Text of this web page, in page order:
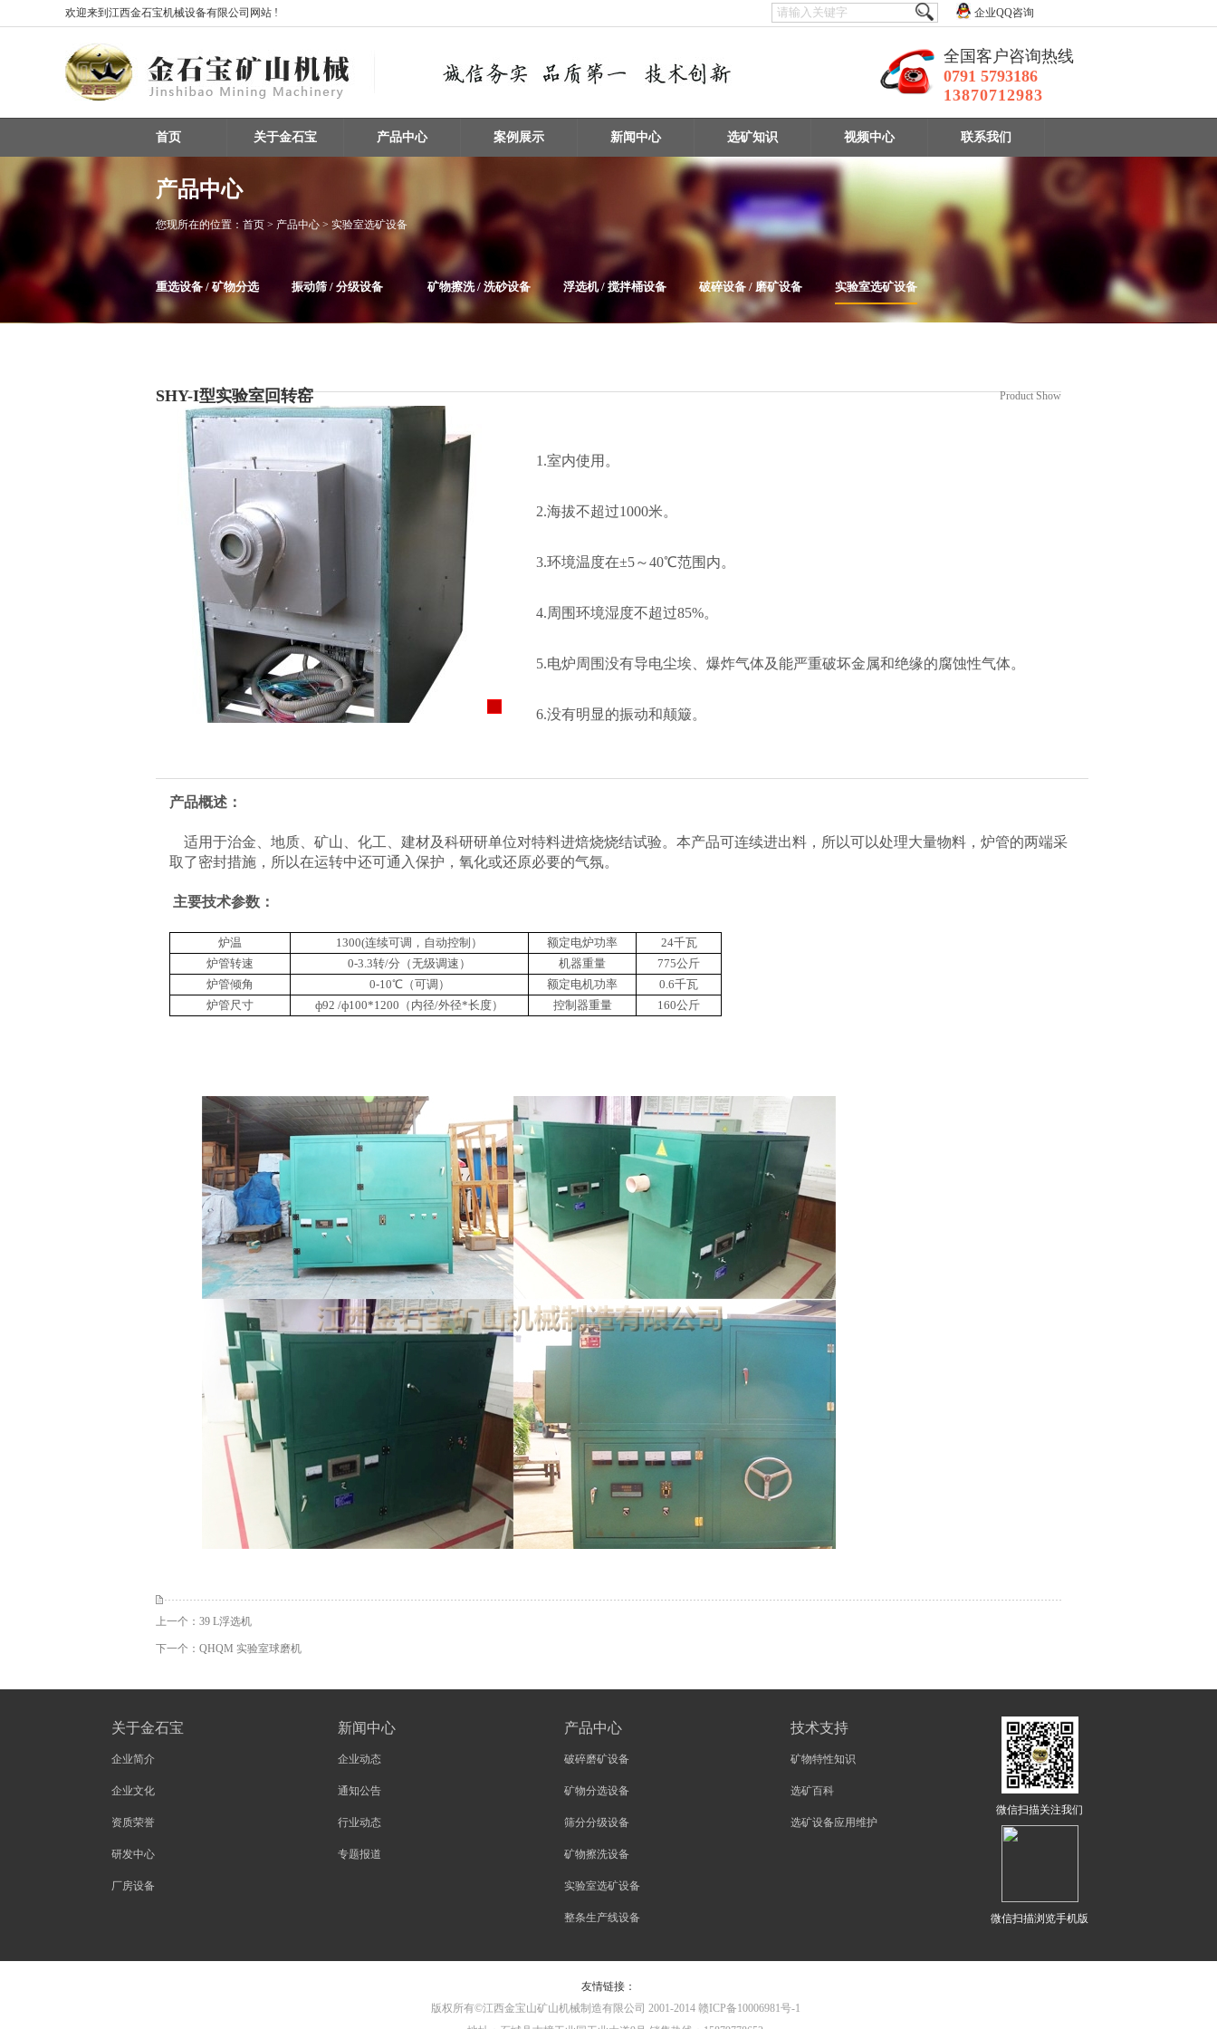
欢迎来到江西金石宝机械设备有限公司网站 ! 企业QQ咨询
全国客户咨询热线
0791 5793186
13870712983
首页 关于金石宝 产品中心 案例展示 新闻中心 选矿知识 视频中心 联系我们
产品中心
您现所在的位置： 首页 > 产品中心 > 实验室选矿设备
重选设备 / 矿物分选 振动筛 / 分级设备 矿物擦洗 / 洗砂设备 浮选机 / 搅拌桶设备 破碎设备 / 磨矿设备 实验室选矿设备
Product Show
SHY-I型实验室回转窑
1.室内使用。
2.海拔不超过1000米。
3.环境温度在±5～40℃范围内。
4.周围环境湿度不超过85%。
5.电炉周围没有导电尘埃、爆炸气体及能严重破坏金属和绝缘的腐蚀性气体。
6.没有明显的振动和颠簸。
产品概述：
适用于治金、地质、矿山、化工、建材及科研研单位对特料进焙烧烧结试验。本产品可连续进出料，所以可以处理大量物料，炉管的两端采
取了密封措施，所以在运转中还可通入保护，氧化或还原必要的气氛。
主要技术参数：
炉温 1300(连续可调，自动控制） 额定电炉功率
24千瓦
炉管转速
0-3.3转/分（无级调速） 机器重量
775公斤
炉管倾角
0-10℃（可调） 额定电机功率
0.6千瓦
炉管尺寸
ф92 /ф100*1200（内径/外径*长度） 控制器重量 160公斤
上一个： 39 L浮选机
下一个： QHQM 实验室球磨机
关于金石宝
企业简介
企业文化
资质荣誉
研发中心
厂房设备
新闻中心
企业动态
通知公告
行业动态
专题报道
产品中心
破碎磨矿设备
矿物分选设备
筛分分级设备
矿物擦洗设备
实验室选矿设备
整条生产线设备
技术支持
矿物特性知识
选矿百科
选矿设备应用维护
微信扫描关注我们
微信扫描浏览手机版
友情链接：
版权所有©江西金宝山矿山机械制造有限公司 2001-2014 赣ICP备10006981号-1